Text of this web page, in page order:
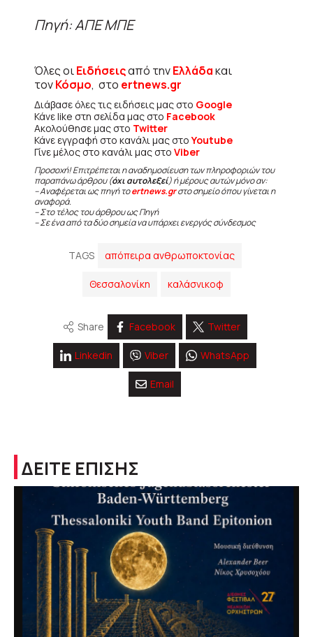
Πηγή: ΑΠΕ ΜΠΕ
Όλες οιΕιδήσειςαπό τηνΕλλάδακαι
τονΚόσμο, στο ertnews.gr
Διάβασε όλες τις ειδήσεις μας στο Google
Κάνε like στη σελίδα μας στο Facebook
Ακολούθησε μας στο Twitter
Κάνε εγγραφή στο κανάλι μας στοYoutube
Γίνε μέλος στο κανάλι μας στο Viber
Προσοχή! Επιτρέπεται η αναδημοσίευση των πληροφοριών του
παραπάνω άρθρου (όχι αυτολεξεί) ή μέρους αυτών μόνο αν:
– Αναφέρεται ως πηγή τοertnews.grστο σημείο όπου γίνεται η
αναφορά.
– Στο τέλος του άρθρου ως Πηγή
– Σε ένα από τα δύο σημεία να υπάρχει ενεργός σύνδεσμος
TAGS απόπειρα ανθρωποκτονίας
Θεσσαλονίκη καλάσνικοφ
Share Facebook Twitter
Linkedin Viber WhatsApp
Email
ΔΕΙΤΕ ΕΠΙΣΗΣ